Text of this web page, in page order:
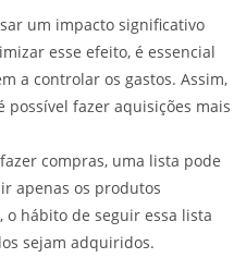
um impacto significativo
esse efeito, é essencial
a controlar os gastos. Assim,
fazer aquisições mais
compras, uma lista pode
apenas os produtos
o hábito de seguir essa lista
sejam adquiridos.